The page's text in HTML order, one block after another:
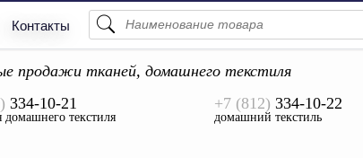
Контакты
продажи тканей, домашнего текстиля
334-10-21
домашнего текстиля
+7 (812) 334-10-22
домашний текстиль